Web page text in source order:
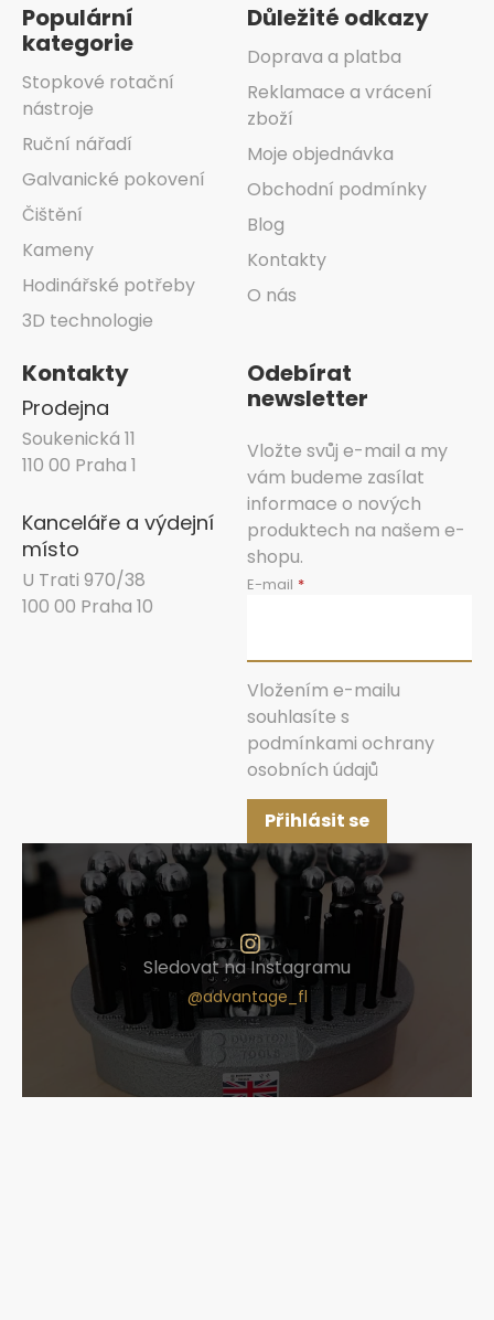
Populární
kategorie
Stopkové rotační
nástroje
Ruční nářadí
Galvanické pokovení
Čištění
Kameny
Hodinářské potřeby
3D technologie
Důležité odkazy
Doprava a platba
Reklamace a vrácení
zboží
Moje objednávka
Obchodní podmínky
Blog
Kontakty
O nás
Kontakty
Prodejna
Soukenická 11
110 00 Praha 1
Kanceláře a výdejní
místo
U Trati 970/38
100 00 Praha 10
Odebírat
newsletter
Vložte svůj e-mail a my
vám budeme zasílat
informace o nových
produktech na našem e-
shopu.
E-mail
Vložením e-mailu
souhlasíte s
podmínkami ochrany
osobních údajů
Přihlásit se
Sledovat na Instagramu